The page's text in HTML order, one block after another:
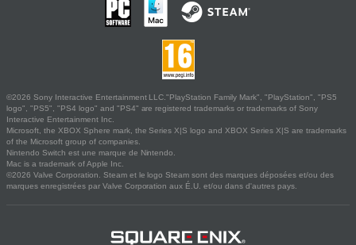
©2026 Sony Interactive Entertainment LLC."PlayStation Family Mark", "PlayStation", "PS5
logo", "PS5", "PS4 logo" and "PS4" are registered trademarks or trademarks of Sony
Interactive Entertainment Inc.
Microsoft, the XBOX Sphere mark, the Series X|S logo and XBOX Series X|S are trademarks
of the Microsoft group of companies.
Nintendo Switch est une marque de Nintendo.
Mac is a trademark of Apple Inc.
©2026 Valve Corporation. Steam et le logo Steam sont des marques déposées et/ou des
marques enregistrées par Valve Corporation aux É.U. et/ou dans d'autres pays.